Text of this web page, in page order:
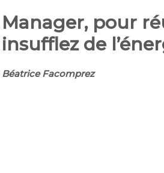
Manager, pour
insufflez de
Béatrice Facomprez